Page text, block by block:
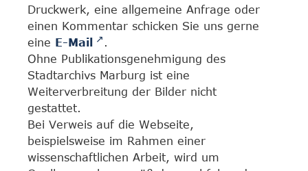
Druckwerk, eine allgemeine Anfrage oder
einen Kommentar schicken Sie uns gerne
eine E-Mail
.
Ohne Publikationsgenehmigung des
Stadtarchivs Marburg ist eine
Weiterverbreitung der Bilder nicht
gestattet.
Bei Verweis auf die Webseite,
beispielsweise im Rahmen einer
wissenschaftlichen Arbeit, wird um